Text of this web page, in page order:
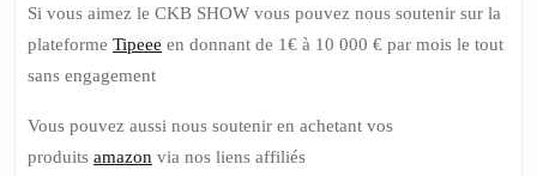
Si vous aimez le CKB SHOW vous pouvez nous soutenir sur la
plateforme Tipeee en donnant de 1€ à 10 000 € par mois le tout
sans engagement
Vous pouvez aussi nous soutenir en achetant vos
produits amazon via nos liens affiliés